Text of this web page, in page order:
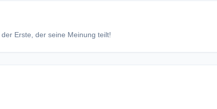
Erste, der seine Meinung teilt!